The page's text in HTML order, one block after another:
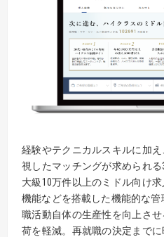
経験やテクニカルスキルに加
視したマッチングが求められ
大級10万件以上のミドル向け
機能などを搭載した機能的な
職活動自体の生産性を向上さ
荷を軽減。再就職の決定まで